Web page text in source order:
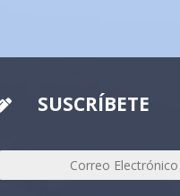
SUSCRÍBETE